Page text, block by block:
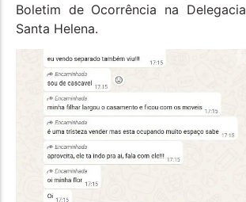
Boletim de Ocorrência na
Santa Helena.